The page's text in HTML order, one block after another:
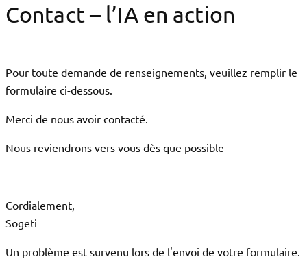
Contact – l’IA en action
Pour toute demande de renseignements, veuillez remplir le
formulaire ci-dessous.
Merci de nous avoir contacté.
Nous reviendrons vers vous dès que possible
Cordialement,
Sogeti
Un problème est survenu lors de l'envoi de votre formulaire.